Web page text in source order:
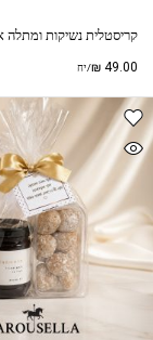
קריסטלית נשיקות ומתלה
₪ 49.00 /יח